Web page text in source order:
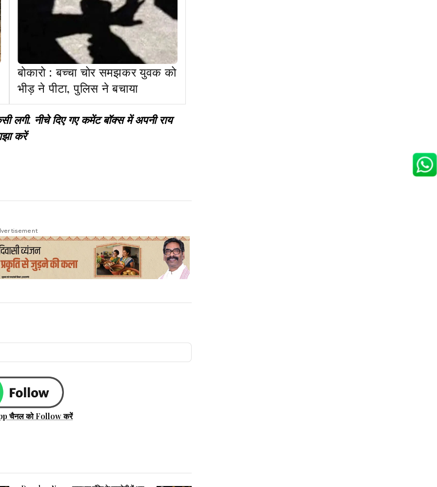
बोकारो : बच्चा चोर समझकर युवक को
भीड़ ने पीटा, पुलिस ने बचाया
नीचे दिए गए कमेंट बॉक्स में अपनी राय
करें
चैनल को Follow करें